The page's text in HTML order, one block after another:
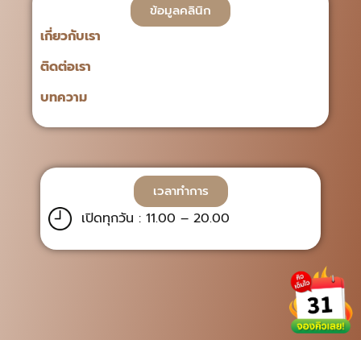
ข้อมูลคลินิก
เกี่ยวกับเรา
ติดต่อเรา
บทความ
เวลาทำการ
เปิดทุกวัน : 11.00 – 20.00